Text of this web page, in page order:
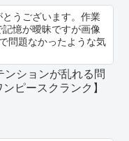
うございます。作業
憶が曖昧ですが画像
問題なかったような気
ンションが乱れる問
ピースクランク】